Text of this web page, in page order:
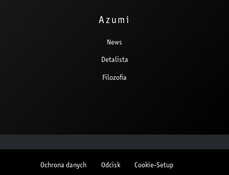
Azumi
News
Detalista
Filozofia
Ochrona danych Odcisk Cookie-Setup